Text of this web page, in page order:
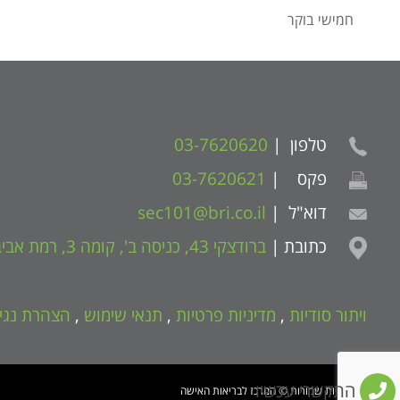
התקשרי עכשיו
חמישי בוקר
טלפון | 03-7620620
פקס | 03-7620621
דוא"ל | sec101@bri.co.il
כתובת | ברודצקי 43, כניסה ב', קומה 3, רמת אביב
ויתור סודיות , מדיניות פרטיות , תנאי שימוש , הצהרת
כל הזכויות שמורות © המרכז לבריאות האישה